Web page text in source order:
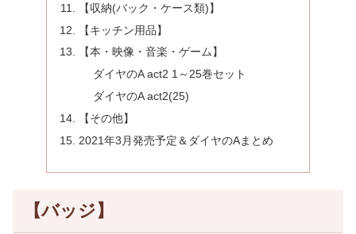
【収納(バック・ケース類)】
【キッチン用品】
【本・映像・音楽・ゲーム】
ダイヤのA act2 1～25巻セット
ダイヤのA act2(25)
【その他】
2021年3月発売予定＆ダイヤのAまとめ
【バッジ】